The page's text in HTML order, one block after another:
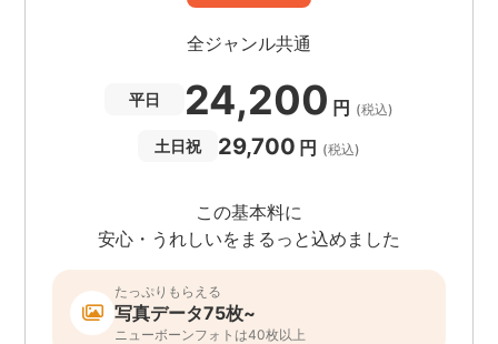
全ジャンル共通
平日 24,200 円 (税込)
土日祝 29,700 円 (税込)
この基本料に
安心・うれしいをまるっと込めました
たっぷりもらえる
写真データ75枚~
ニューボーンフォトは40枚以上